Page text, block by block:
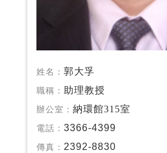
姓名： 郭大孚
職稱： 助理教授
辦公室： 納環館315室
電話： 3366-4399
傳真： 2392-8830